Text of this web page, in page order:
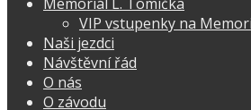
VIP vstupenky na
Naši jezdci
Návštěvní řád
O nás
O závodu